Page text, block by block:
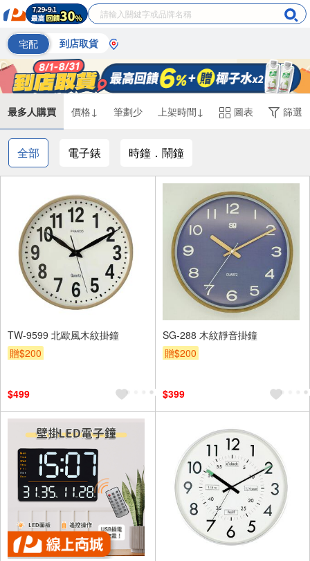
宅配 到店取貨
最多人購買 價格↓ 筆劃少 上架時間↓ 圖表 篩選
全部 電子錶 時鐘．鬧鐘
TW-9599 北歐風木紋掛鐘
贈$200
$499
SG-288 木紋靜音掛鐘
贈$200
$399